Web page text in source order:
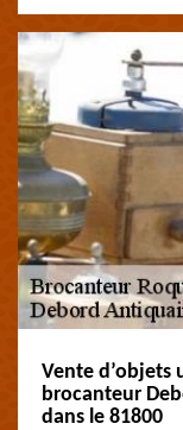
Vente d’objets
brocanteur
dans le 81800